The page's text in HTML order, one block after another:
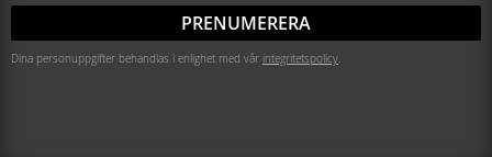
PRENUMERERA
Dina personuppgifter behandlas i enlighet med vår integritetspolicy